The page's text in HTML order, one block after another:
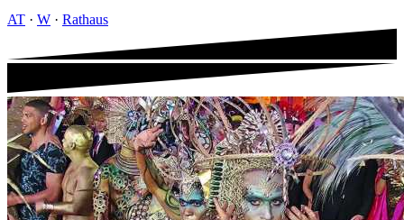
AT · W · Rathaus